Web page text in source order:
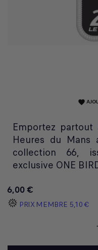
favorite
Emportez partout
Heures du
collection 66,
exclusive ONE
6,00 €
PRIX MEMBRE 5,10 €
-